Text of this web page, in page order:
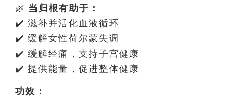
🌿 当归根有助于：
✔️ 滋补并活化血液循环
✔️ 缓解女性荷尔蒙失调
✔️ 缓解经痛，支持子宫健康
✔️ 提供能量，促进整体健康
功效：